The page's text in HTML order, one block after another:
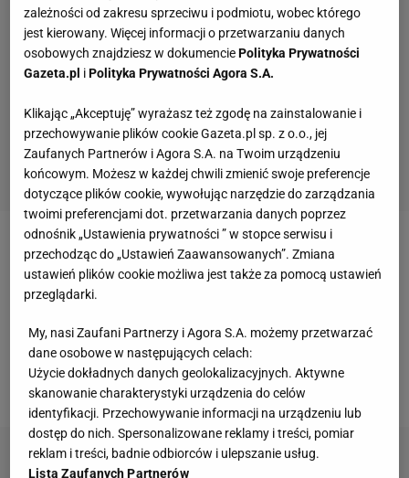
Najpierw wykończenie najładniejszej akcji meczu:
Zobacz wideo
Bayernu
Później efektowny "krzyżak":
zależności od zakresu sprzeciwu i podmiotu, wobec którego
jest kierowany. Więcej informacji o przetwarzaniu danych
osobowych znajdziesz w dokumenciePolityka Prywatności
Gazeta.pl iPolityka Prywatności Agora S.A.
Klikając „Akceptuję” wyrażasz też zgodę na zainstalowanie i
przechowywanie plików cookie Gazeta.pl sp. z o.o., jej
Zaufanych Partnerów i Agora S.A. na Twoim urządzeniu
końcowym. Możesz w każdej chwili zmienić swoje preferencje
dotyczące plików cookie, wywołując narzędzie do zarządzania
twoimi preferencjami dot. przetwarzania danych poprzez
odnośnik „Ustawienia prywatności ” w stopce serwisu i
przechodząc do „Ustawień Zaawansowanych”. Zmiana
ustawień plików cookie możliwa jest także za pomocą ustawień
przeglądarki.
My, nasi Zaufani Partnerzy i Agora S.A. możemy przetwarzać
dane osobowe w następujących celach:
Użycie dokładnych danych geolokalizacyjnych. Aktywne
skanowanie charakterystyki urządzenia do celów
identyfikacji. Przechowywanie informacji na urządzeniu lub
dostęp do nich. Spersonalizowane reklamy i treści, pomiar
reklam i treści, badnie odbiorców i ulepszanie usług.
Lista Zaufanych Partnerów